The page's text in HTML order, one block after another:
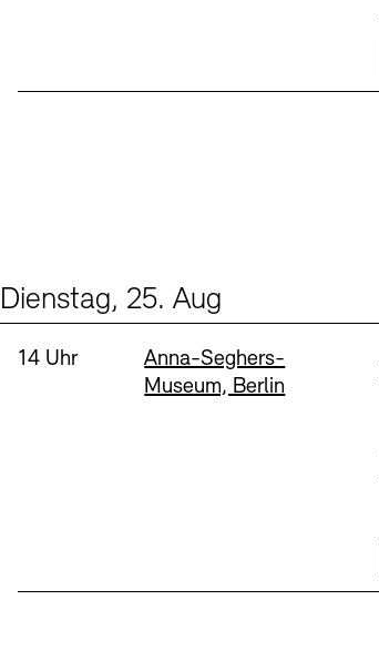
Dienstag, 25. Aug
Uhrzeit:
14 Uhr Standort
Anna-Seghers-
Museum, Berlin